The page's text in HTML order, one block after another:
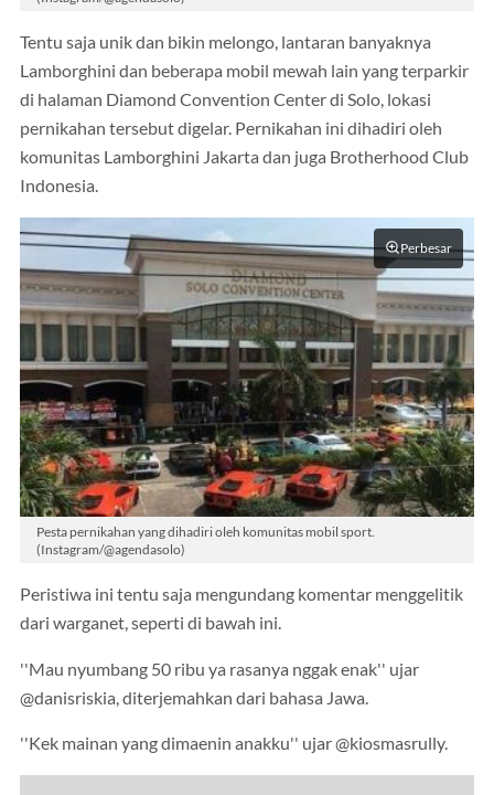
Tentu saja unik dan bikin melongo, lantaran banyaknya
Lamborghini dan beberapa mobil mewah lain yang terparkir
di halaman Diamond Convention Center di Solo, lokasi
pernikahan tersebut digelar. Pernikahan ini dihadiri oleh
komunitas Lamborghini Jakarta dan juga Brotherhood Club
Indonesia.
Perbesar
Pesta pernikahan yang dihadiri oleh komunitas mobil sport.
(Instagram/@agendasolo)
Peristiwa ini tentu saja mengundang komentar menggelitik
dari warganet, seperti di bawah ini.
''Mau nyumbang 50 ribu ya rasanya nggak enak'' ujar
@danisriskia, diterjemahkan dari bahasa Jawa.
''Kek mainan yang dimaenin anakku'' ujar @kiosmasrully.